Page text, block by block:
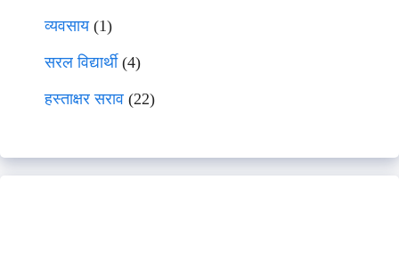
व्यवसाय(1)
सरल विद्यार्थी(4)
हस्ताक्षर सराव (22)